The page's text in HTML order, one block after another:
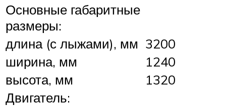
Основные габаритные
размеры:
длина (с лыжами), мм 3200
ширина, мм
1240
высота, мм
1320
Двигатель: